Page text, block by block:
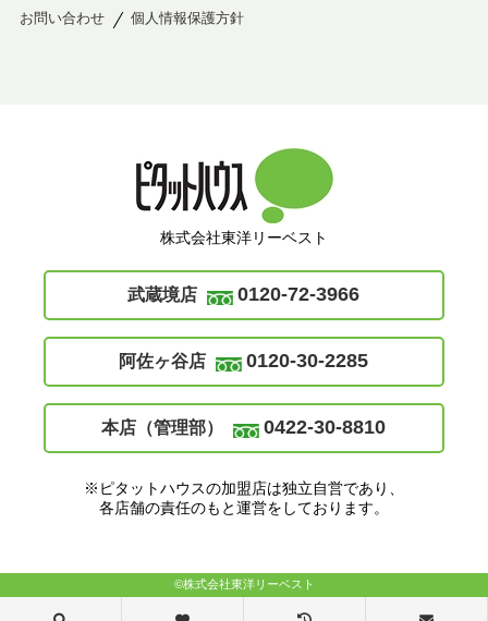
お問い合わせ
個人情報保護方針
株式会社東洋リーベスト
武蔵境店 0120-72-3966
阿佐ヶ谷店 0120-30-2285
本店（管理部） 0422-30-8810
※ピタットハウスの加盟店は独立自営であり、
各店舗の責任のもと運営をしております。
©株式会社東洋リーベスト